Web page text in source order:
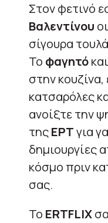
Στον φετινό
Βαλεντίνου
σίγουρα
Το φαγητό
στην κουζίνα,
κατσαρόλες
ανοίξτε την
τηςΕΡΤγια
δημιουργίες
κόσμο πριν
σας.
Το ERTFLIX